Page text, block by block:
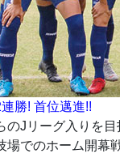
勝! 首位邁進!!
のJリーグ入りを
場でのホーム開幕